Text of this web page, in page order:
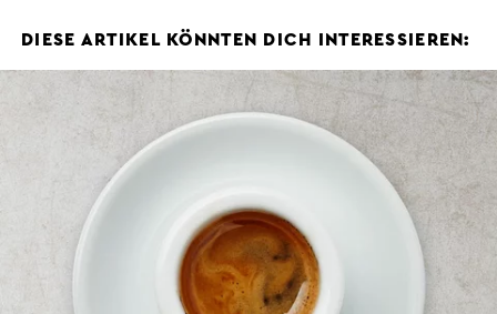
DIESE ARTIKEL KÖNNTEN DICH INTERESSIEREN: